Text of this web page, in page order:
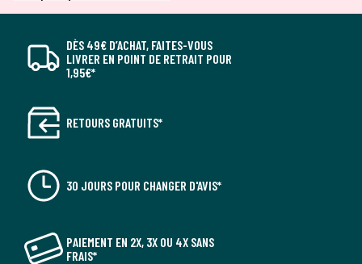
DÈS 49€ D’ACHAT, FAITES-VOUS
LIVRER EN POINT DE RETRAIT POUR
1,95€*
RETOURS GRATUITS*
30 JOURS POUR CHANGER D'AVIS*
PAIEMENT EN 2X, 3X OU 4X SANS
FRAIS*